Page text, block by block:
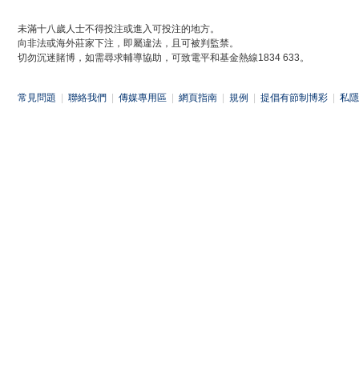
未滿十八歲人士不得投注或進入可投注的地方。
向非法或海外莊家下注，即屬違法，且可被判監禁。
切勿沉迷賭博，如需尋求輔導協助，可致電平和基金熱線1834 633。
常見問題 聯絡我們 傳媒專用區 網頁指南 規例 提倡有節制博彩 私